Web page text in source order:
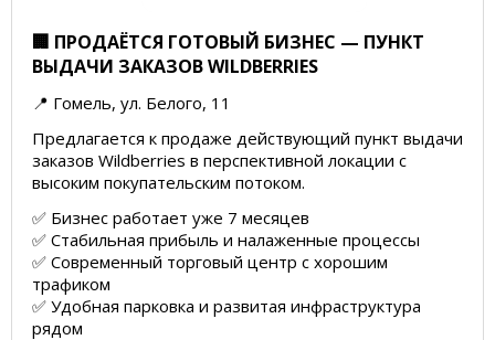
🏢 ПРОДАЁТСЯ ГОТОВЫЙ БИЗНЕС — ПУНКТ
ВЫДАЧИ ЗАКАЗОВ WILDBERRIES
📍 Гомель, ул. Белого, 11
Предлагается к продаже действующий пункт выдачи
заказов Wildberries в перспективной локации с
высоким покупательским потоком.
✅ Бизнес работает уже 7 месяцев
✅ Стабильная прибыль и налаженные процессы
✅ Современный торговый центр с хорошим
трафиком
✅ Удобная парковка и развитая инфраструктура
рядом